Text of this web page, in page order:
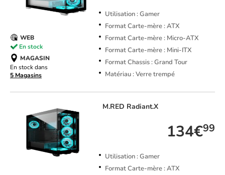
Utilisation : Gamer
Format Carte-mère : ATX
Format Carte-mère : Micro-ATX
Format Carte-mère : Mini-ITX
Format Chassis : Grand Tour
Matériau : Verre trempé
WEB
En stock
MAGASIN
En stock dans
5 Magasins
M.RED Radiant.X
134€99
Utilisation : Gamer
Format Carte-mère : ATX